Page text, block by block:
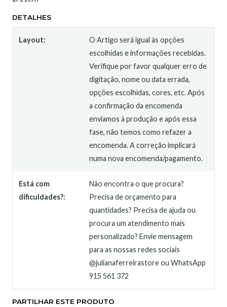
DETALHES
Layout:
O Artigo será igual às opções
escolhidas e informações recebidas.
Verifique por favor qualquer erro de
digitação, nome ou data errada,
opções escolhidas, cores, etc. Após
a confirmação da encomenda
enviamos à produção e após essa
fase, não temos como refazer a
encomenda. A correção implicará
numa nova encomenda/pagamento.
Está com
dificuldades?:
Não encontra o que procura?
Precisa de orçamento para
quantidades? Precisa de ajuda ou
procura um atendimento mais
personalizado? Envie mensagem
para as nossas redes sociais
@julianaferreirastore ou WhatsApp
915 561 372
PARTILHAR ESTE PRODUTO